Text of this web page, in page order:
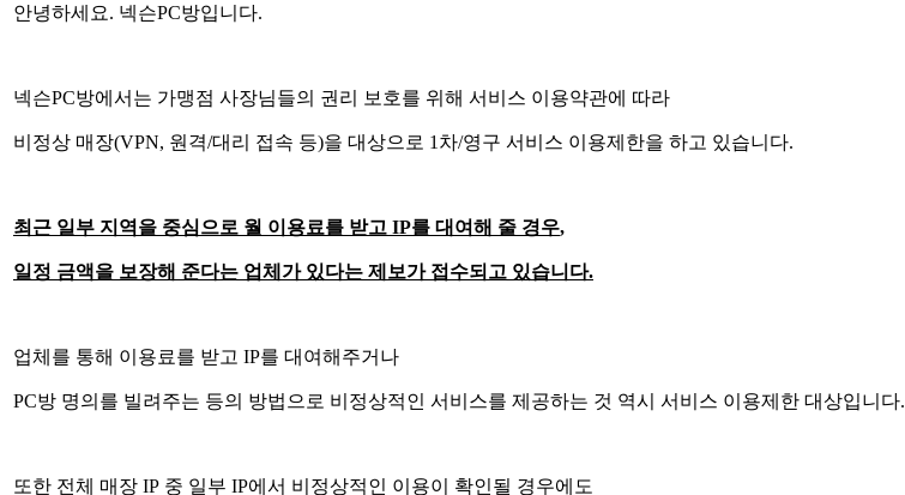
안녕하세요. 넥슨PC방입니다.
넥슨PC방에서는 가맹점 사장님들의 권리 보호를 위해 서비스 이용약관에 따라
비정상 매장(VPN, 원격/대리 접속 등)을 대상으로 1 차/영구 서비스 이용제한을 하고 있습니다.
최근 일부 지역을 중심으로 월 이용료를 받고 IP를 대여해 줄 경우,
일정 금액을 보장해 준다는 업체가 있다는 제보가 접수되고 있습니다.
업체를 통해 이용료를 받고 IP를 대여해주거나
PC방 명의를 빌려주는 등의 방법으로 비정상적인 서비스를 제공하는 것 역시 서비스 이용제한 대상입니다.
또한 전체 매장 IP 중 일부 IP에서 비정상적인 이용이 확인될 경우에도